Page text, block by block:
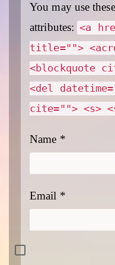
You may use these
attributes: <a
title="">
<blockquote
<del
cite=""> <s>
Name *
Email *